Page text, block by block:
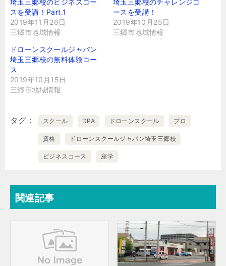
埼玉三郷校のビジネスコー
スを受講！Part.1
2019年11月26日
三郷市地域情報
埼玉三郷校のチャレンジコ
ースを受講！
2019年10月25日
三郷市地域情報
ドローンスクールジャパン
埼玉三郷校の無料体験コー
ス
2019年10月15日
三郷市地域情報
タグ スクール DPA ドローンスクール プロ
資格 ドローンスクールジャパン埼玉三郷校
ビジネスコース 座学
関連記事